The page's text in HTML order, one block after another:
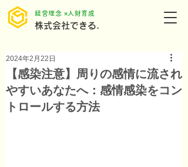
株式会社できる.
​経営理念 ×人財育成
【感染注意】周りの感情に流され
やすいあなたへ：感情感染をコン
トロールする方法
2024年2月22日